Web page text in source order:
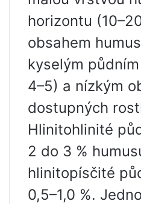
horizontu
obsahem
kyselým
4–5) a nízkým
dostupných
Hlinitohlinité
2 do 3 %
hlinitopísčité
0,5–1,0 %.